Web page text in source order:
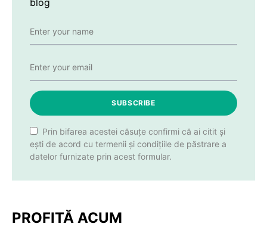
SUBSCRIBE
Prin bifarea acestei căsuțe confirmi că ai citit și
ești de acord cu termenii și condițiile de păstrare a
datelor furnizate prin acest formular.
PROFITĂ ACUM